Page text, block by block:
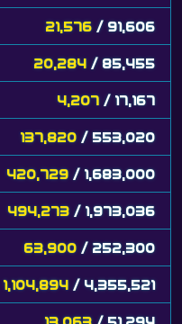
21,576 / 91,606
20,284 / 85,455
4,207 / 17,167
137,820 / 553,020
420,729 / 1,683,000
494,273 / 1,973,036
63,900 / 252,300
1,104,894 / 4,355,521
13,063 / 51,294